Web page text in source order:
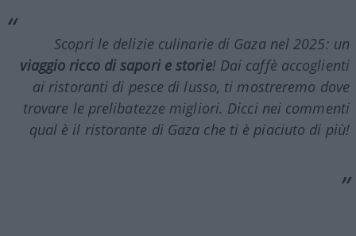
Scopri le delizie culinarie di Gaza nel 2025: un
viaggio ricco di sapori e storie! Dai caffè accoglienti
ai ristoranti di pesce di lusso, ti mostreremo dove
trovare le prelibatezze migliori. Dicci nei commenti
qual è il ristorante di Gaza che ti è piaciuto di più!